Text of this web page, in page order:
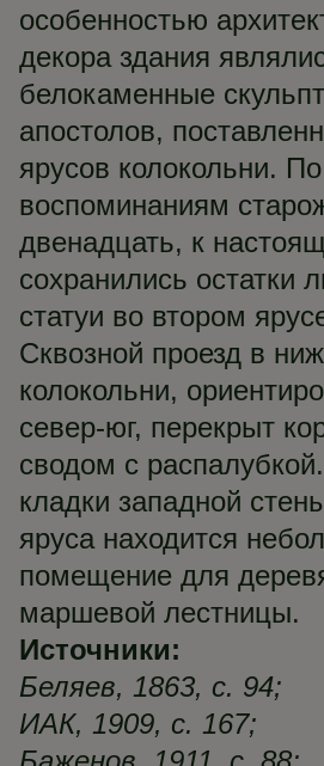
особенностью
декора здания
белокаменные
апостолов,
ярусов колокольни. По
воспоминаниям
двенадцать, к
сохранились остатки
статуи во втором
Сквозной проезд в
колокольни,
север-юг, перекрыт
сводом с
кладки западной
яруса находится
помещение для
маршевой лестницы.
Источники:
Беляев, 1863, с. 94;
ИАК, 1909, с. 167;